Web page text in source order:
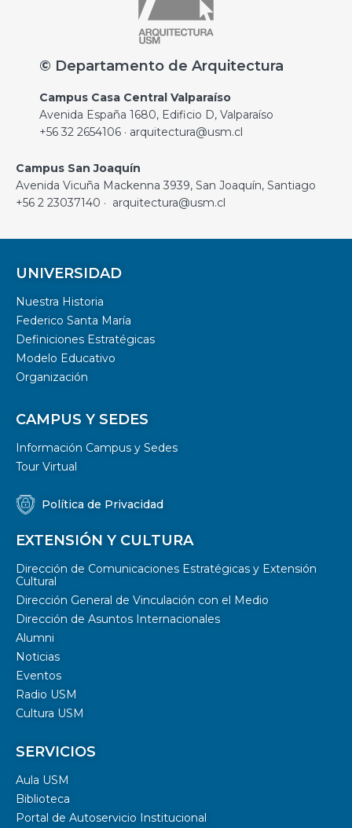
© Departamento de Arquitectura
Campus Casa Central Valparaíso
Avenida España 1680, Edificio D, Valparaíso
+56 32 2654106 · arquitectura@usm.cl
Campus San Joaquín
Avenida Vicuña Mackenna 3939, San Joaquín, Santiago
+56 2 23037140 · arquitectura@usm.cl
UNIVERSIDAD
Nuestra Historia
Federico Santa María
Definiciones Estratégicas
Modelo Educativo
Organización
CAMPUS Y SEDES
Información Campus y Sedes
Tour Virtual
Política de Privacidad
EXTENSIÓN Y CULTURA
Dirección de Comunicaciones Estratégicas y Extensión
Cultural
Dirección General de Vinculación con el Medio
Dirección de Asuntos Internacionales
Alumni
Noticias
Eventos
Radio USM
Cultura USM
SERVICIOS
Aula USM
Biblioteca
Portal de Autoservicio Institucional